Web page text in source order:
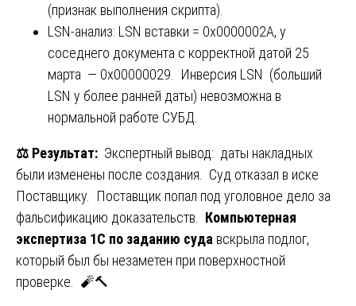
(признак выполнения скрипта).
LSN-анализ: LSN вставки = 0x0000002A, у
соседнего документа с корректной датой 25
марта — 0x00000029. Инверсия LSN (больший
LSN у более ранней даты) невозможна в
нормальной работе СУБД.
⚖️ Результат: Экспертный вывод: даты накладных
были изменены после создания. Суд отказал в иске
Поставщику. Поставщик попал под уголовное дело за
фальсификацию доказательств. Компьютерная
экспертиза 1С по заданию суда вскрыла подлог,
который был бы незаметен при поверхностной
проверке. 🧨🔨